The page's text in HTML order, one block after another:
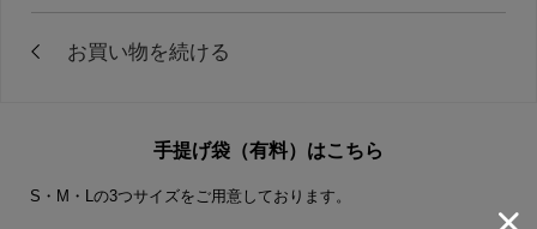
手提げ袋（有料）はこちら
S・M・Lの3つサイズをご用意しております。